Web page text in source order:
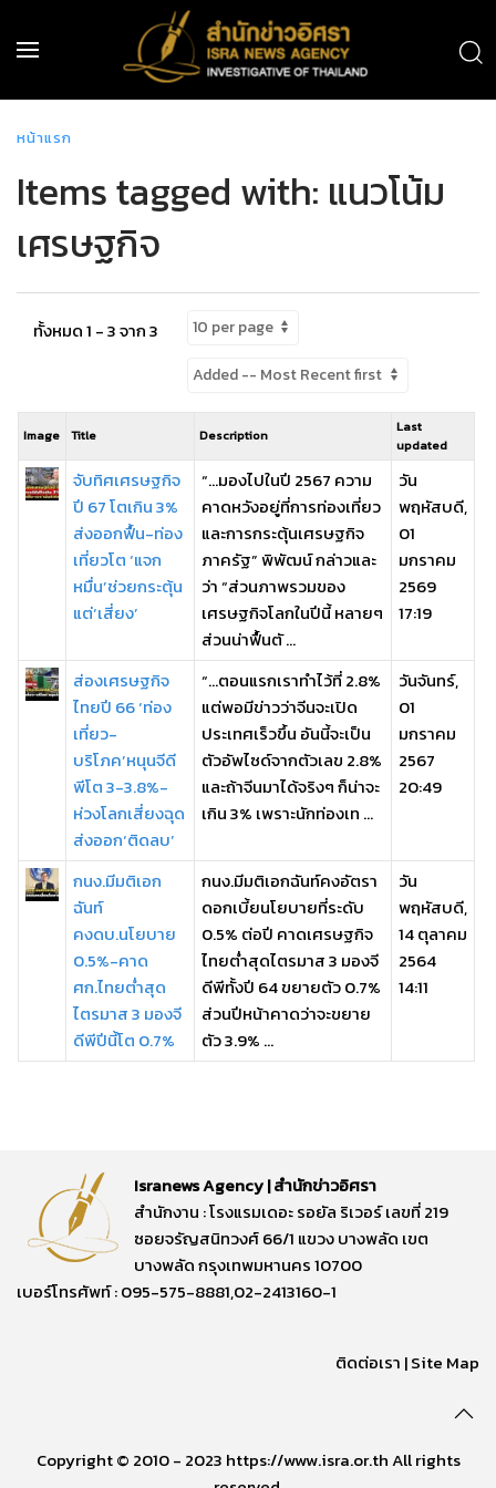
หน้าแรก
Items tagged with: แนวโน้ม
เศรษฐกิจ
ทั้งหมด 1 - 3 จาก 3
Image Title Description
Last
updated
จับทิศเศรษฐกิจ
ปี 67 โตเกิน 3%
ส่งออกฟื้น-ท่อง
เที่ยวโต ‘แจก
หมื่น’ช่วยกระตุ้น
แต่‘เสี่ยง’
“…มองไปในปี 2567 ความ
คาดหวังอยู่ที่การท่องเที่ยว
และการกระตุ้นเศรษฐกิจ
ภาครัฐ” พิพัฒน์ กล่าวและ
ว่า “ส่วนภาพรวมของ
เศรษฐกิจโลกในปีนี้ หลายๆ
ส่วนน่าฟื้นตั ...
วัน
พฤหัสบดี,
01
มกราคม
2569
17:19
ส่องเศรษฐกิจ
ไทยปี 66 ‘ท่อง
เที่ยว-
บริโภค’หนุนจีดี
พีโต 3-3.8%-
ห่วงโลกเสี่ยงฉุด
ส่งออก‘ติดลบ’
“…ตอนแรกเราทำไว้ที่ 2.8%
แต่พอมีข่าวว่าจีนจะเปิด
ประเทศเร็วขึ้น อันนี้จะเป็น
ตัวอัพไซด์จากตัวเลข 2.8%
และถ้าจีนมาได้จริงๆ ก็น่าจะ
เกิน 3% เพราะนักท่องเท ...
วันจันทร์,
01
มกราคม
2567
20:49
กนง.มีมติเอก
ฉันท์
คงดบ.นโยบาย
0.5%-คาด
ศก.ไทยต่ำสุด
ไตรมาส 3 มองจี
ดีพีปีนี้โต 0.7%
กนง.มีมติเอกฉันท์คงอัตรา
ดอกเบี้ยนโยบายที่ระดับ
0.5% ต่อปี คาดเศรษฐกิจ
ไทยต่ำสุดไตรมาส 3 มองจี
ดีพีทั้งปี 64 ขยายตัว 0.7%
ส่วนปีหน้าคาดว่าจะขยาย
ตัว 3.9% ...
วัน
พฤหัสบดี,
14 ตุลาคม
2564
14:11
Isranews Agency | สำนักข่าวอิศรา
สำนักงาน : โรงแรมเดอะ รอยัล ริเวอร์ เลขที่ 219
ซอยจรัญสนิทวงศ์ 66/1 แขวง บางพลัด เขต
บางพลัด กรุงเทพมหานคร 10700
เบอร์โทรศัพท์ : 095-575-8881,02-2413160-1
ติดต่อเรา |Site Map
Copyright © 2010 - 2023 https://www.isra.or.th All rights